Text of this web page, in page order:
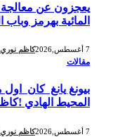
يعجزون عن معالجة
المائية بهرمز وباب
كاظم نوري
مقالات
بيونغ يانغ كان
المحيط الهادي
كاظم نوري